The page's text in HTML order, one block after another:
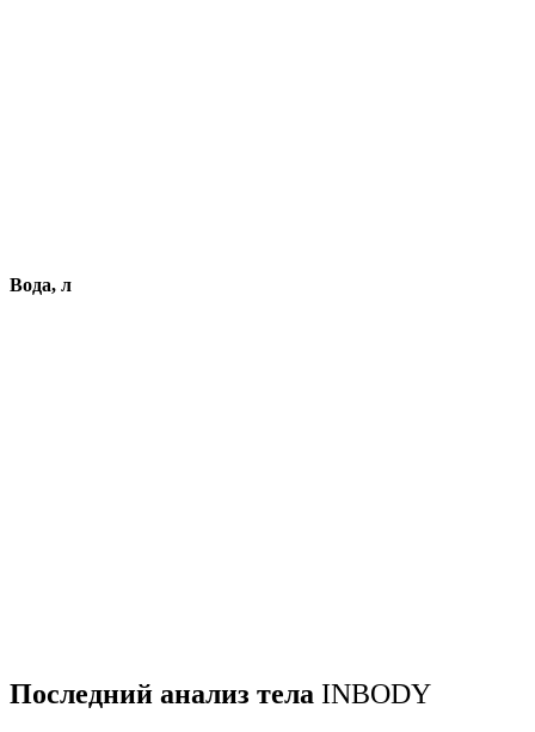
Вода, л
Последний анализ тела INBODY